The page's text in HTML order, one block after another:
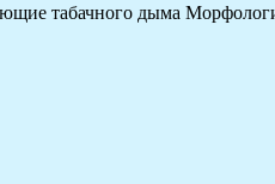
табачного дыма